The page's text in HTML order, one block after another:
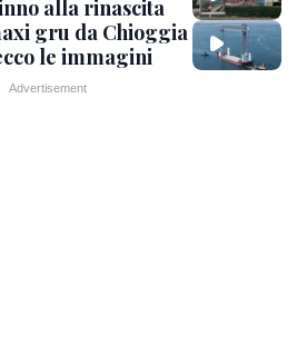
alla rinascita
gru da Chioggia
le immagini